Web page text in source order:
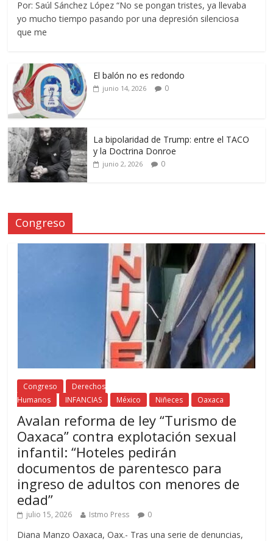
Por: Saúl Sánchez López “No se pongan tristes, ya llevaba
yo mucho tiempo pasando por una depresión silenciosa
que me
El balón no es redondo
junio 14, 2026 0
La bipolaridad de Trump: entre el TACO
y la Doctrina Donroe
junio 2, 2026 0
Congreso
Congreso
Derechos
Humanos
INFANCIAS México Niñeces Oaxaca
Avalan reforma de ley “Turismo de
Oaxaca” contra explotación sexual
infantil: “Hoteles pedirán
documentos de parentesco para
ingreso de adultos con menores de
edad”
julio 15, 2026 Istmo Press 0
Diana Manzo Oaxaca, Oax.- Tras una serie de denuncias,